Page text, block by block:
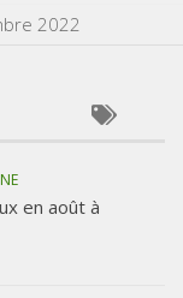
2022
en août à